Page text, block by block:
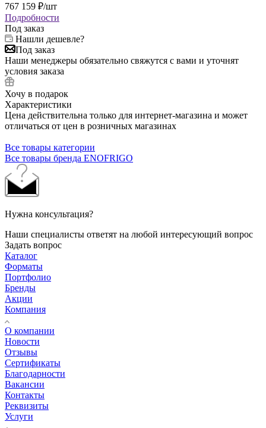
767 159 ₽/шт
Подробности
Под заказ
Нашли дешевле?
Под заказ
Наши менеджеры обязательно свяжутся с вами и уточнят
условия заказа
Хочу в подарок
Характеристики
Цена действительна только для интернет-магазина и может
отличаться от цен в розничных магазинах
Все товары категории
Все товары бренда ENOFRIGO
Нужна консультация?
Наши специалисты ответят на любой интересующий вопрос
Задать вопрос
Каталог
Форматы
Портфолио
Бренды
Акции
Компания
О компании
Новости
Отзывы
Сертификаты
Благодарности
Вакансии
Контакты
Реквизиты
Услуги